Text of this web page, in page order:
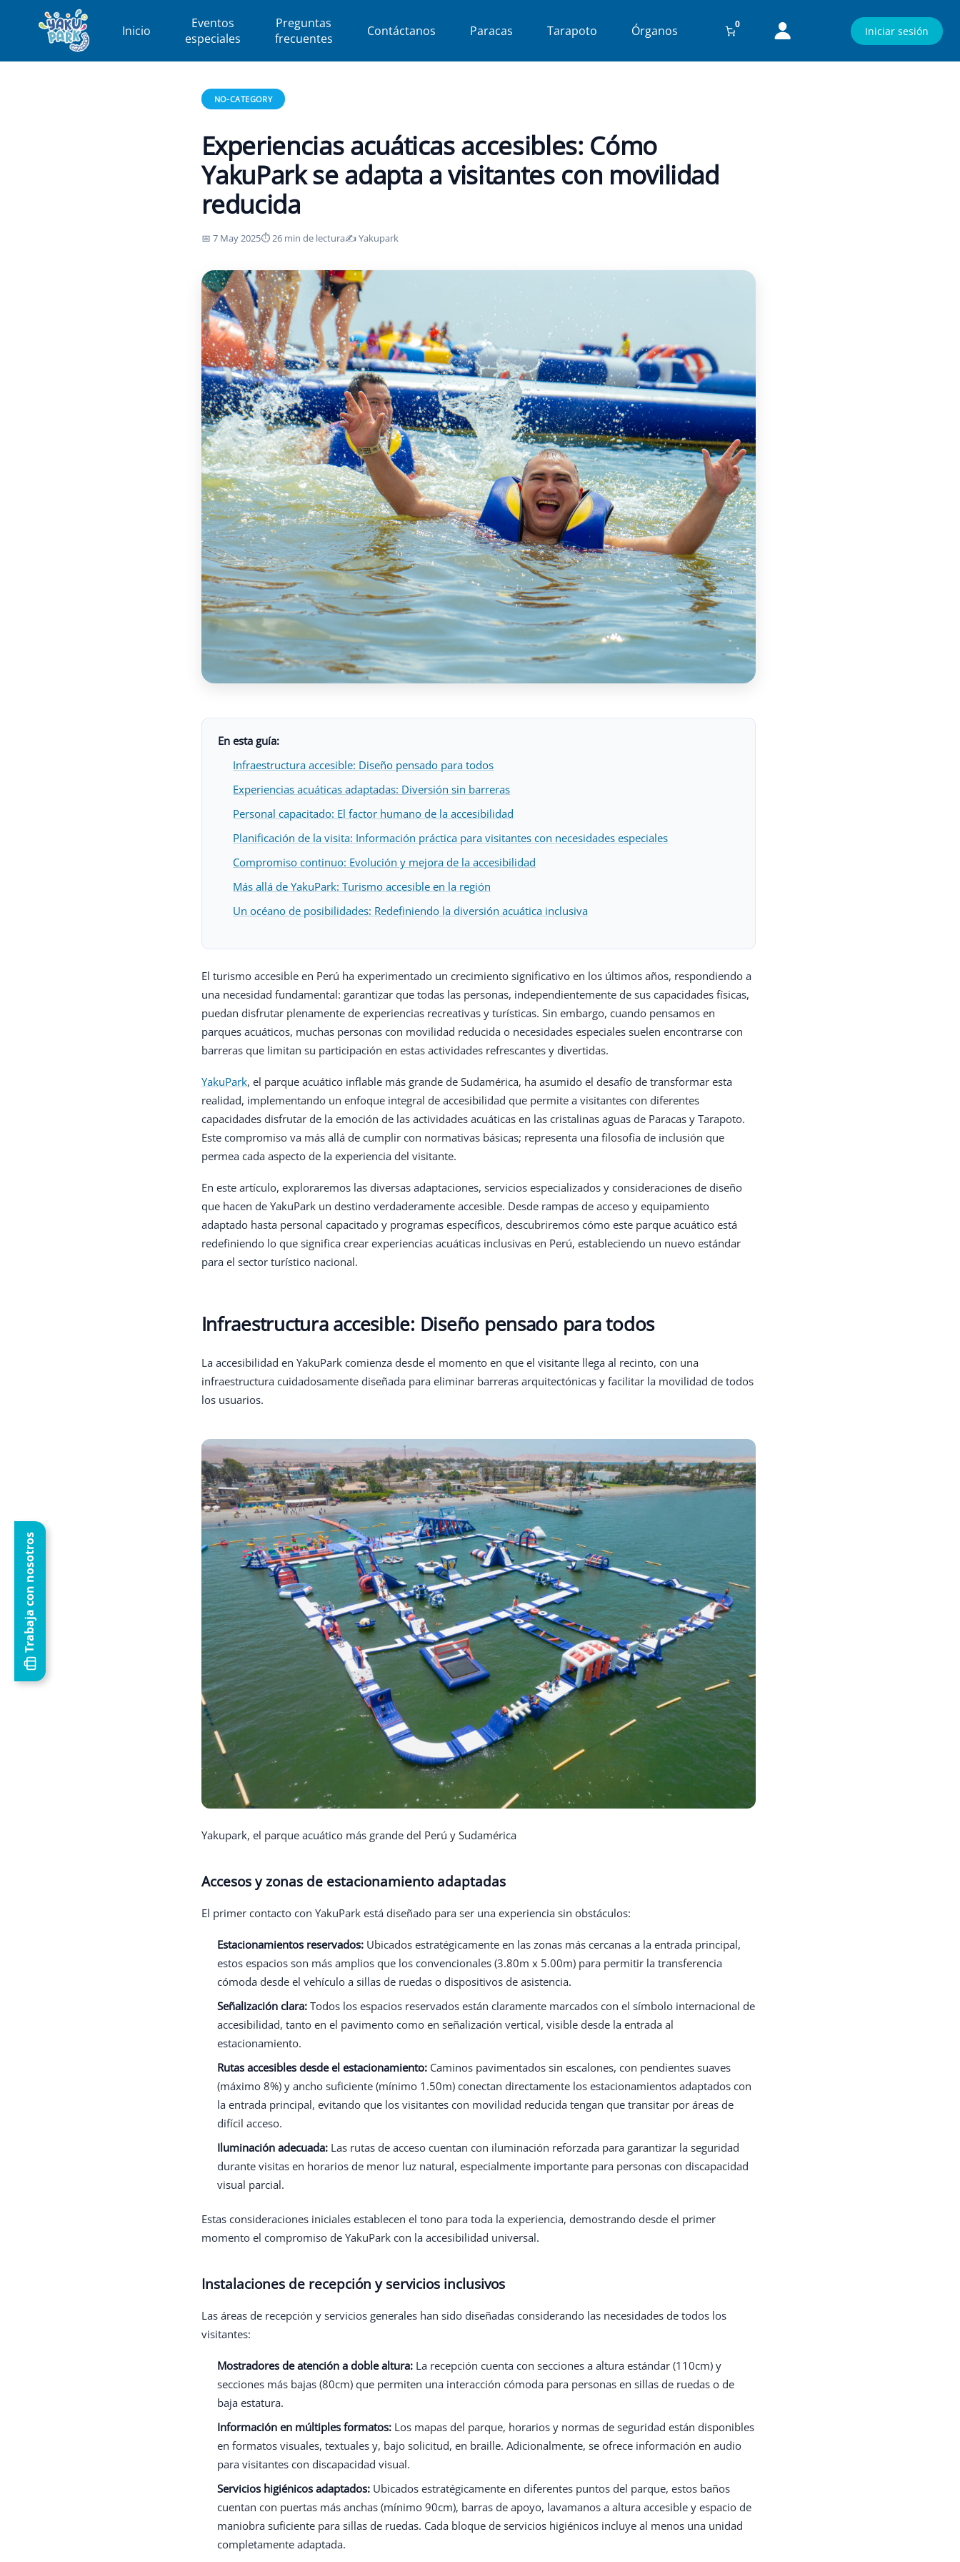
Inicio
Eventos
especiales
Preguntas
frecuentes
Contáctanos Paracas Tarapoto Órganos 0 Iniciar sesión
NO-CATEGORY
Experiencias acuáticas accesibles: Cómo
YakuPark se adapta a visitantes con movilidad
reducida
📅 7 May 2025⏱ 26 min de lectura✍️ Yakupark
En esta guía:
Infraestructura accesible: Diseño pensado para todos
Experiencias acuáticas adaptadas: Diversión sin barreras
Personal capacitado: El factor humano de la accesibilidad
Planificación de la visita: Información práctica para visitantes con necesidades especiales
Compromiso continuo: Evolución y mejora de la accesibilidad
Más allá de YakuPark: Turismo accesible en la región
Un océano de posibilidades: Redefiniendo la diversión acuática inclusiva
El turismo accesible en Perú ha experimentado un crecimiento significativo en los últimos años, respondiendo a
una necesidad fundamental: garantizar que todas las personas, independientemente de sus capacidades físicas,
puedan disfrutar plenamente de experiencias recreativas y turísticas. Sin embargo, cuando pensamos en
parques acuáticos, muchas personas con movilidad reducida o necesidades especiales suelen encontrarse con
barreras que limitan su participación en estas actividades refrescantes y divertidas.
YakuPark, el parque acuático inflable más grande de Sudamérica, ha asumido el desafío de transformar esta
realidad, implementando un enfoque integral de accesibilidad que permite a visitantes con diferentes
capacidades disfrutar de la emoción de las actividades acuáticas en las cristalinas aguas de Paracas y Tarapoto.
Este compromiso va más allá de cumplir con normativas básicas; representa una filosofía de inclusión que
permea cada aspecto de la experiencia del visitante.
En este artículo, exploraremos las diversas adaptaciones, servicios especializados y consideraciones de diseño
que hacen de YakuPark un destino verdaderamente accesible. Desde rampas de acceso y equipamiento
adaptado hasta personal capacitado y programas específicos, descubriremos cómo este parque acuático está
redefiniendo lo que significa crear experiencias acuáticas inclusivas en Perú, estableciendo un nuevo estándar
para el sector turístico nacional.
Infraestructura accesible: Diseño pensado para todos
La accesibilidad en YakuPark comienza desde el momento en que el visitante llega al recinto, con una
infraestructura cuidadosamente diseñada para eliminar barreras arquitectónicas y facilitar la movilidad de todos
los usuarios.
Yakupark, el parque acuático más grande del Perú y Sudamérica
Accesos y zonas de estacionamiento adaptadas
El primer contacto con YakuPark está diseñado para ser una experiencia sin obstáculos:
Estacionamientos reservados: Ubicados estratégicamente en las zonas más cercanas a la entrada principal,
estos espacios son más amplios que los convencionales (3.80m x 5.00m) para permitir la transferencia
cómoda desde el vehículo a sillas de ruedas o dispositivos de asistencia.
Señalización clara: Todos los espacios reservados están claramente marcados con el símbolo internacional de
accesibilidad, tanto en el pavimento como en señalización vertical, visible desde la entrada al
estacionamiento.
Rutas accesibles desde el estacionamiento: Caminos pavimentados sin escalones, con pendientes suaves
(máximo 8%) y ancho suficiente (mínimo 1.50m) conectan directamente los estacionamientos adaptados con
la entrada principal, evitando que los visitantes con movilidad reducida tengan que transitar por áreas de
difícil acceso.
Iluminación adecuada: Las rutas de acceso cuentan con iluminación reforzada para garantizar la seguridad
durante visitas en horarios de menor luz natural, especialmente importante para personas con discapacidad
visual parcial.
Estas consideraciones iniciales establecen el tono para toda la experiencia, demostrando desde el primer
momento el compromiso de YakuPark con la accesibilidad universal.
Instalaciones de recepción y servicios inclusivos
Las áreas de recepción y servicios generales han sido diseñadas considerando las necesidades de todos los
visitantes:
Mostradores de atención a doble altura: La recepción cuenta con secciones a altura estándar (110cm) y
secciones más bajas (80cm) que permiten una interacción cómoda para personas en sillas de ruedas o de
baja estatura.
Información en múltiples formatos: Los mapas del parque, horarios y normas de seguridad están disponibles
en formatos visuales, textuales y, bajo solicitud, en braille. Adicionalmente, se ofrece información en audio
para visitantes con discapacidad visual.
Servicios higiénicos adaptados: Ubicados estratégicamente en diferentes puntos del parque, estos baños
cuentan con puertas más anchas (mínimo 90cm), barras de apoyo, lavamanos a altura accesible y espacio de
maniobra suficiente para sillas de ruedas. Cada bloque de servicios higiénicos incluye al menos una unidad
completamente adaptada.
Trabaja con nosotros